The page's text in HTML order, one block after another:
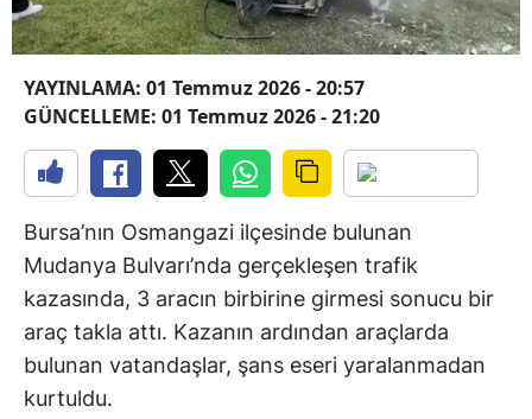
YAYINLAMA: 01 Temmuz 2026 - 20:57
GÜNCELLEME: 01 Temmuz 2026 - 21:20
Bursa’nın Osmangazi ilçesinde bulunan
Mudanya Bulvarı’nda gerçekleşen trafik
kazasında, 3 aracın birbirine girmesi sonucu bir
araç takla attı. Kazanın ardından araçlarda
bulunan vatandaşlar, şans eseri yaralanmadan
kurtuldu.